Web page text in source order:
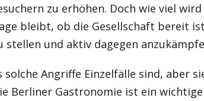
zu erhöhen. Doch wie viel wird
bleibt, ob die Gesellschaft bereit
stellen und aktiv dagegen
solche Angriffe Einzelfälle sind, aber
Berliner Gastronomie ist ein